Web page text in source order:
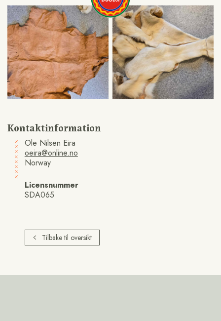
Kontaktinformation
Ole Nilsen Eira
oeira@online.no
Norway
Licensnummer
SDA065
Tilbake til oversikt